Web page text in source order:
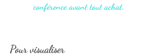
conférence avant tout achat.
Pour visualiser